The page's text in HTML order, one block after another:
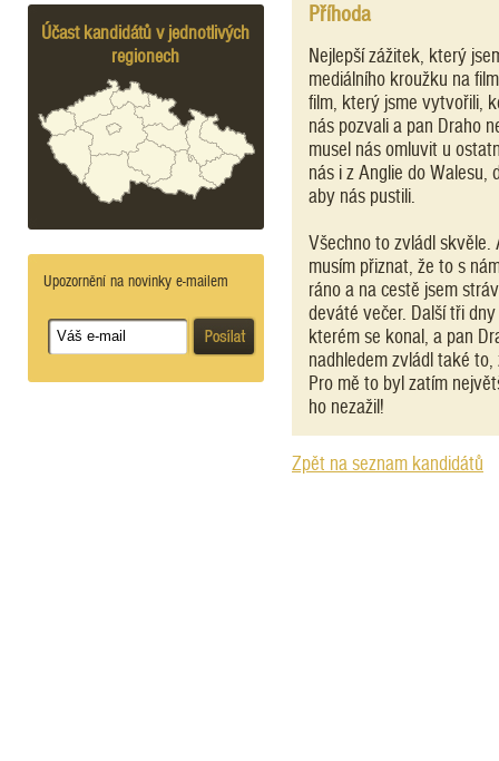
Účast kandidátů v jednotlivých
regionech
Upozornění na novinky e-mailem
Příhoda
Nejlepší zážitek, který
mediálního kroužku na
film, který jsme vytvořili,
nás pozvali a pan Draho
musel nás omluvit u
nás i z Anglie do
aby nás pustili.
Všechno to zvládl skvěle.
musím přiznat, že to s
ráno a na cestě jsem
deváté večer. Další tři
kterém se konal, a pan
nadhledem zvládl také
Pro mě to byl zatím
ho nezažil!
Zpět na seznam kandidátů